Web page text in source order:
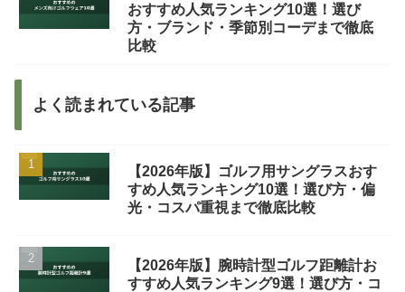
おすすめ人気ランキング10選！選び
方・ブランド・季節別コーデまで徹底
比較
よく読まれている記事
【2026年版】ゴルフ用サングラスおす
すめ人気ランキング10選！選び方・偏
光・コスパ重視まで徹底比較
【2026年版】腕時計型ゴルフ距離計お
すすめ人気ランキング9選！選び方・コ